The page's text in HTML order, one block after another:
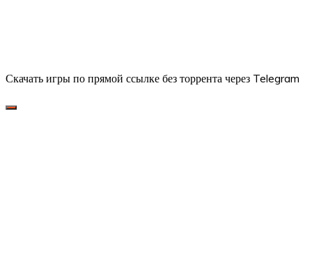
Скачать игры по прямой ссылке без торрента через Telegram